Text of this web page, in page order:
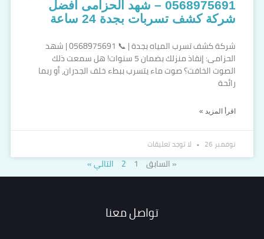
0568975691 – شهد الحزامى أفضل
شركة كشف تسربات بجدة 24 ساعة
شركة كشف تسرب المياه بجدة | 📞 0568975691 | شهد
الحزامى: إنقاذ منزلك بضمان 5 سنوات! هل سمعت ذلك
الصوت الخافت؟ صوت ماء يتسرب ببطء خلف الجدران، أو ربما
رائحة
اقرأ المزيد »
نوفمبر 26 لا توجد تعليقات
« السابق 1
2 التالي »
تواصل معنا